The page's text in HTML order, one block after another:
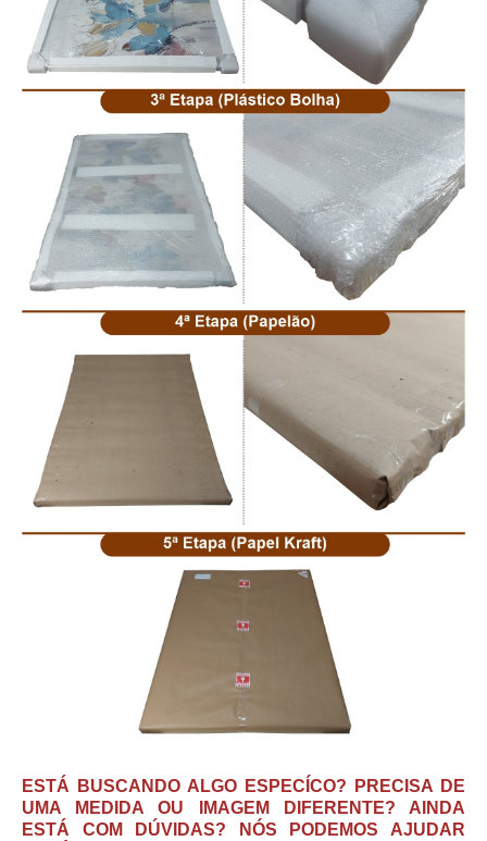
ESTÁ BUSCANDO ALGO ESPECÍCO? PRECISA DE
UMA MEDIDA OU IMAGEM DIFERENTE? AINDA
ESTÁ COM DÚVIDAS? NÓS PODEMOS AJUDAR